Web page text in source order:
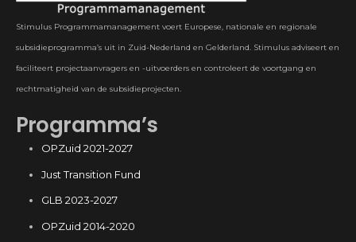
Stimulus Programmamanagement voert Europese, nationale en regionale
subsidieprogramma’s uit in Zuid-Nederland en Gelderland. Stimulus adviseert en
faciliteert projectaanvragers en -uitvoerders en controleert de voortgang en
rechtmatigheid van de subsidieprojecten.
Programma’s
OPZuid 2021-2027
Just Transition Fund
GLB 2023-2027
OPZuid 2014-2020